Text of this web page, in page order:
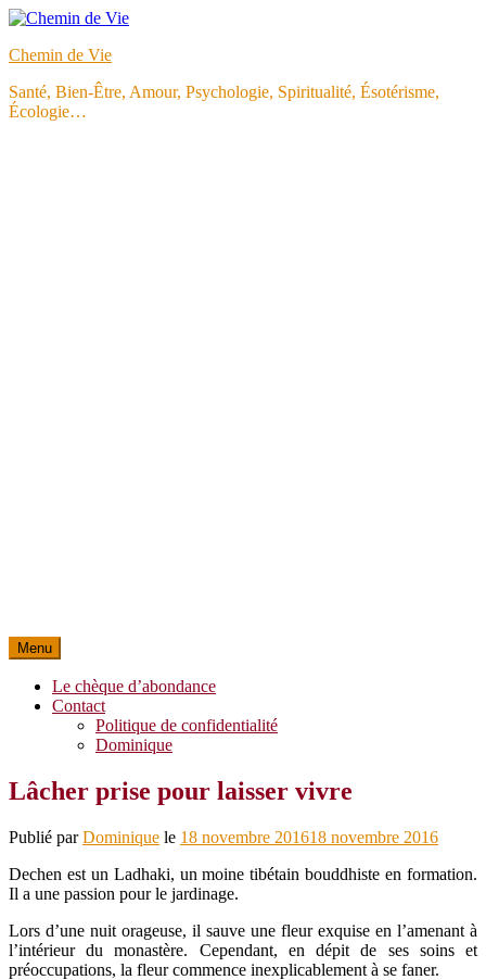
Aller
contenu
Chemin de Vie
Santé, Bien-Être, Amour, Psychologie, Spiritualité, Ésotérisme,
Écologie…
Menu
Le chèque d’abondance
Contact
Politique de confidentialité
Dominique
Lâcher prise pour laisser vivre
Publié parDominique le 18 novembre 201618 novembre 2016
Dechen est un Ladhaki, un moine tibétain bouddhiste en formation.
Il a une passion pour le jardinage.
Lors d’une nuit orageuse, il sauve une fleur exquise en l’amenant à
l’intérieur du monastère. Cependant, en dépit de ses soins et
préoccupations, la fleur commence inexplicablement à se faner.